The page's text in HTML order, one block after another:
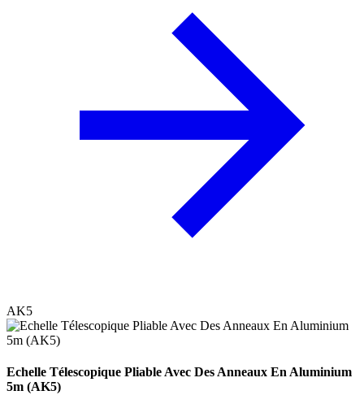
AK5
Echelle Télescopique Pliable Avec Des Anneaux En Aluminium
5m (AK5)